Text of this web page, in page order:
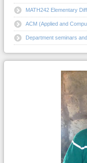
MATH242 Elementary
ACM (Applied and
Department seminars